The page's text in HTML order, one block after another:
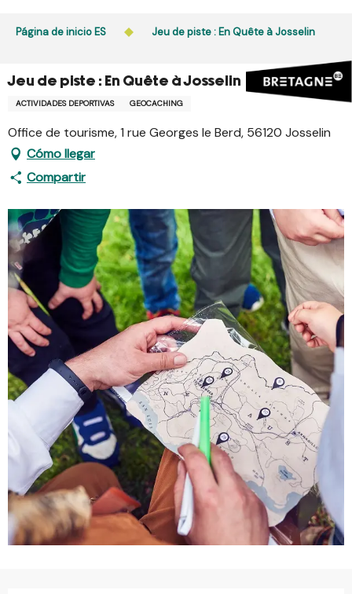
Página de inicio ES Jeu de piste : En Quête à Josselin
Jeu de piste : En Quête à Josselin
ACTIVIDADES DEPORTIVAS GEOCACHING
Office de tourisme, 1 rue Georges le Berd, 56120 Josselin
Cómo llegar
Compartir